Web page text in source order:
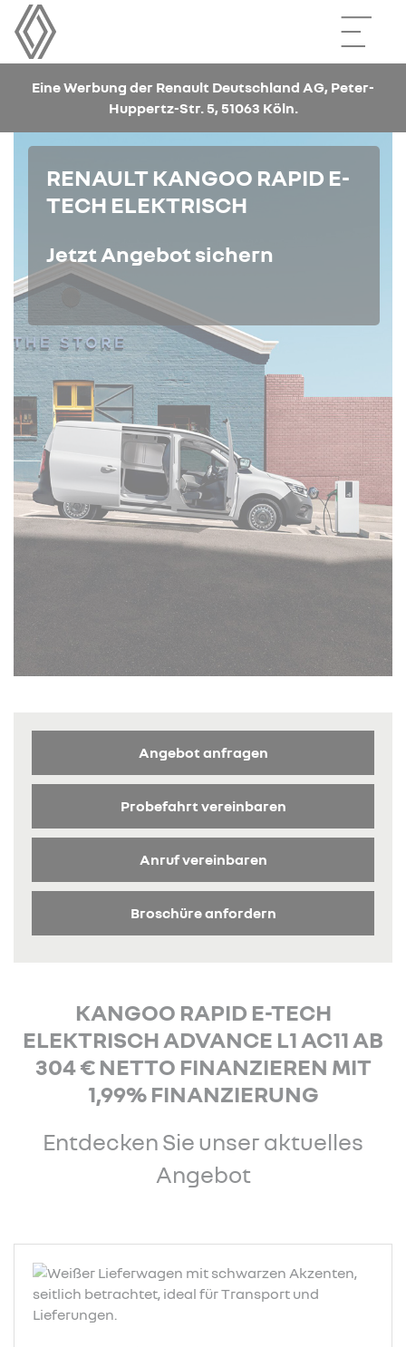
Eine Werbung der Renault Deutschland AG, Peter-
Huppertz-Str. 5, 51063 Köln.
RENAULT KANGOO RAPID E-
TECH ELEKTRISCH
Jetzt Angebot sichern
Angebot anfragen
Probefahrt vereinbaren
Anruf vereinbaren
Broschüre anfordern
KANGOO RAPID E-TECH
ELEKTRISCH ADVANCE L1 AC11 AB
304 € NETTO FINANZIEREN MIT
1,99% FINANZIERUNG
Entdecken Sie unser aktuelles
Angebot